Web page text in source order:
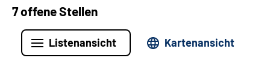
7 offene Stellen
Listenansicht Kartenansicht